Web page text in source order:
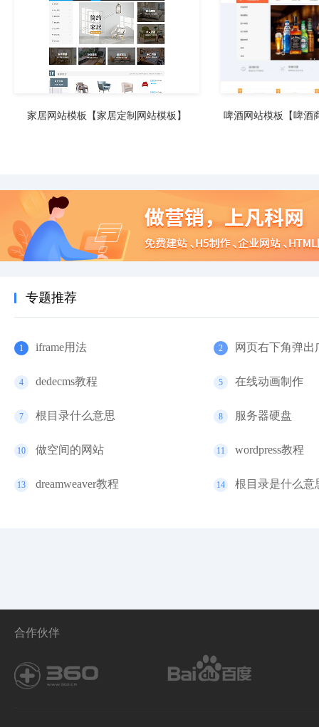
家居网站模板【家居定制网站模板】 啤酒网站模板【啤酒
专题推荐
1 iframe用法 2 网页右下角弹出
4 dedecms教程 5 在线动画制作
7 根目录什么意思 8 服务器硬盘
10 做空间的网站 11 wordpress教程
13 dreamweaver教程 14 根目录是什么意
合作伙伴